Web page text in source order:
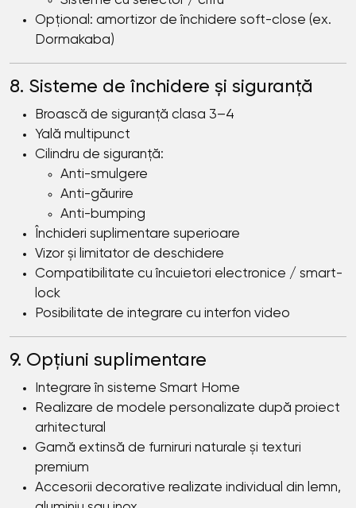
Opțional: amortizor de închidere soft-close (ex.
Dormakaba)
8. Sisteme de închidere și siguranță
Broască de siguranță clasa 3–4
Yală multipunct
Cilindru de siguranță:
Anti-smulgere
Anti-găurire
Anti-bumping
Închideri suplimentare superioare
Vizor și limitator de deschidere
Compatibilitate cu încuietori electronice / smart-
lock
Posibilitate de integrare cu interfon video
9. Opțiuni suplimentare
Integrare în sisteme Smart Home
Realizare de modele personalizate după proiect
arhitectural
Gamă extinsă de furniruri naturale și texturi
premium
Accesorii decorative realizate individual din lemn,